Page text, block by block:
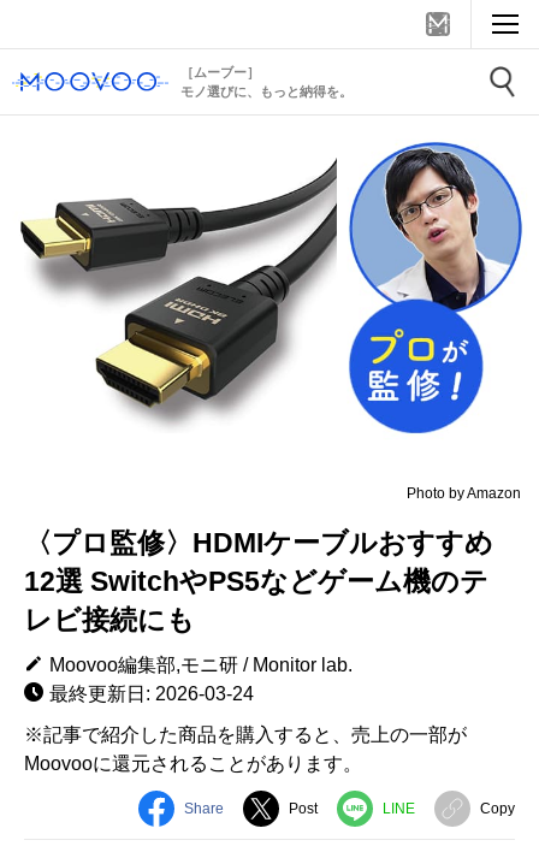
［ムーブー］
モノ選びに、もっと納得を。
Photo by Amazon
〈プロ監修〉HDMIケーブルおすすめ
12選 SwitchやPS5などゲーム機のテ
レビ接続にも
Moovoo編集部,モニ研 / Monitor lab.
最終更新日: 2026-03-24
※記事で紹介した商品を購入すると、売上の一部が
Moovooに還元されることがあります。
Share Post LINE Copy